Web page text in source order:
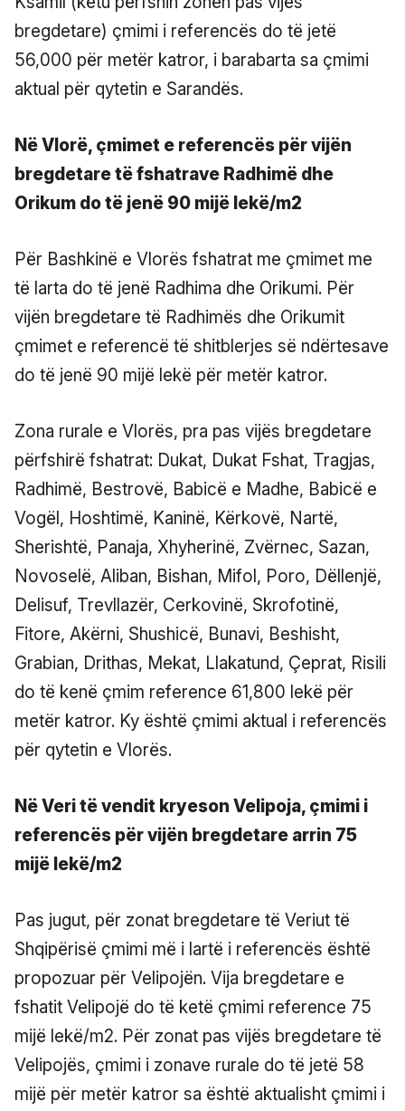
bregdetare) çmimi i referencës do të jetë
56,000 për metër katror, i barabarta sa çmimi
aktual për qytetin e Sarandës.
Në Vlorë, çmimet e referencës për vijën
bregdetare të fshatrave Radhimë dhe
Orikum do të jenë 90 mijë lekë/m2
Për Bashkinë e Vlorës fshatrat me çmimet me
të larta do të jenë Radhima dhe Orikumi. Për
vijën bregdetare të Radhimës dhe Orikumit
çmimet e referencë të shitblerjes së ndërtesave
do të jenë 90 mijë lekë për metër katror.
Zona rurale e Vlorës, pra pas vijës bregdetare
përfshirë fshatrat: Dukat, Dukat Fshat, Tragjas,
Radhimë, Bestrovë, Babicë e Madhe, Babicë e
Vogël, Hoshtimë, Kaninë, Kërkovë, Nartë,
Sherishtë, Panaja, Xhyherinë, Zvërnec, Sazan,
Novoselë, Aliban, Bishan, Mifol, Poro, Dëllenjë,
Delisuf, Trevllazër, Cerkovinë, Skrofotinë,
Fitore, Akërni, Shushicë, Bunavi, Beshisht,
Grabian, Drithas, Mekat, Llakatund, Çeprat, Risili
do të kenë çmim reference 61,800 lekë për
metër katror. Ky është çmimi aktual i referencës
për qytetin e Vlorës.
Në Veri të vendit kryeson Velipoja, çmimi i
referencës për vijën bregdetare arrin 75
mijë lekë/m2
Pas jugut, për zonat bregdetare të Veriut të
Shqipërisë çmimi më i lartë i referencës është
propozuar për Velipojën. Vija bregdetare e
fshatit Velipojë do të ketë çmimi reference 75
mijë lekë/m2. Për zonat pas vijës bregdetare të
Velipojës, çmimi i zonave rurale do të jetë 58
mijë për metër katror sa është aktualisht çmimi i